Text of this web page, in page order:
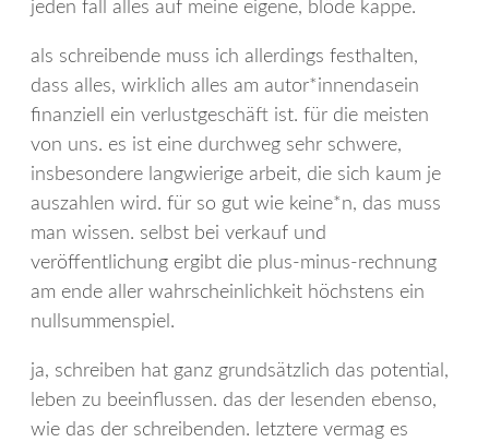
jeden fall alles auf meine eigene, blöde kappe.
als schreibende muss ich allerdings festhalten,
dass alles, wirklich alles am autor*innendasein
finanziell ein verlustgeschäft ist. für die meisten
von uns. es ist eine durchweg sehr schwere,
insbesondere langwierige arbeit, die sich kaum je
auszahlen wird. für so gut wie keine*n, das muss
man wissen. selbst bei verkauf und
veröffentlichung ergibt die plus-minus-rechnung
am ende aller wahrscheinlichkeit höchstens ein
nullsummenspiel.
ja, schreiben hat ganz grundsätzlich das potential,
leben zu beeinflussen. das der lesenden ebenso,
wie das der schreibenden. letztere vermag es